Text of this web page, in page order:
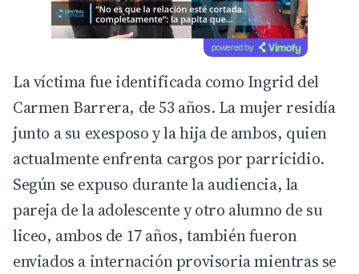
powered by
La víctima fue identificada como Ingrid del
Carmen Barrera, de 53 años. La mujer residía
junto a su exesposo y la hija de ambos, quien
actualmente enfrenta cargos por parricidio.
Según se expuso durante la audiencia, la
pareja de la adolescente y otro alumno de su
liceo, ambos de 17 años, también fueron
enviados a internación provisoria mientras se